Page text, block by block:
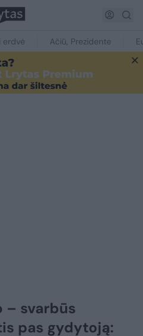
erdvė Ačiū, Prezidente
– svarbūs
pas gydytoją: